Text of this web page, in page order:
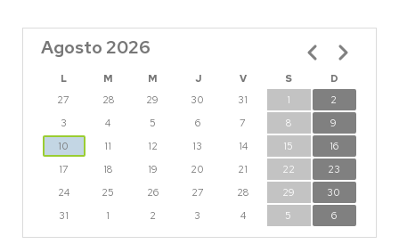
Agosto 2026
L M M J V S
D
27
28 29 30 31 1
2
3
4 5 6 7 8
9
10
11 12 13 14 15
16
17
18 19 20 21 22
23
24
25 26 27 28 29
30
31
1 2 3 4 5 6
Paginación